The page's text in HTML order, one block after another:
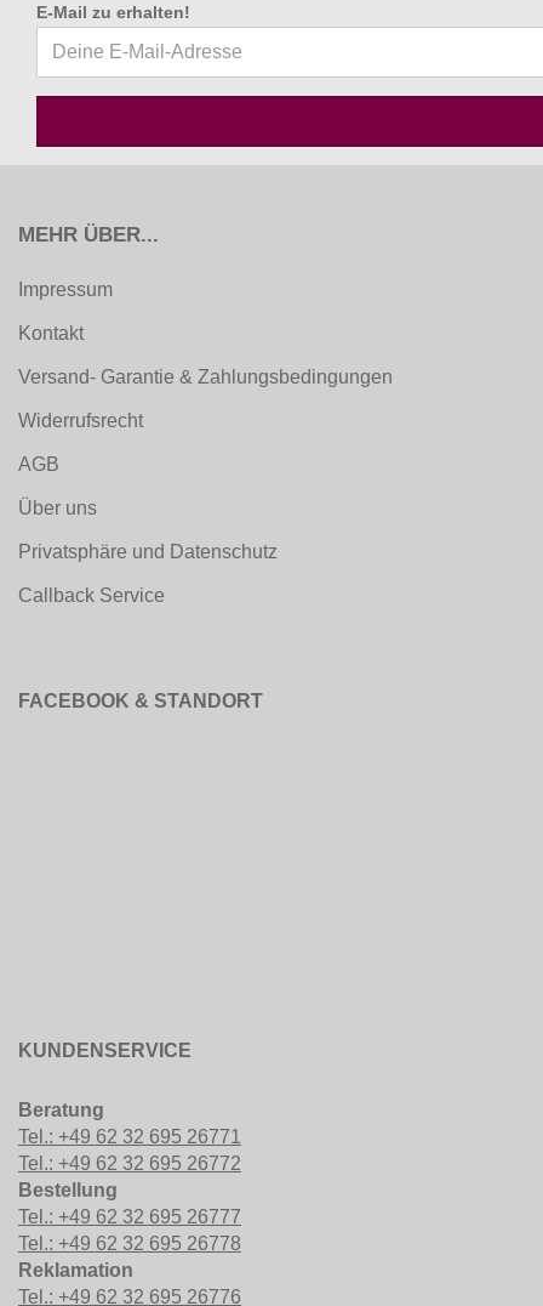
E-Mail zu erhalten!
MEHR ÜBER...
Impressum
Kontakt
Versand- Garantie & Zahlungsbedingungen
Widerrufsrecht
AGB
Über uns
Privatsphäre und Datenschutz
Callback Service
FACEBOOK & STANDORT
KUNDENSERVICE
Beratung
Tel.: +49 62 32 695 26771
Tel.: +49 62 32 695 26772
Bestellung
Tel.: +49 62 32 695 26777
Tel.: +49 62 32 695 26778
Reklamation
Tel.: +49 62 32 695 26776